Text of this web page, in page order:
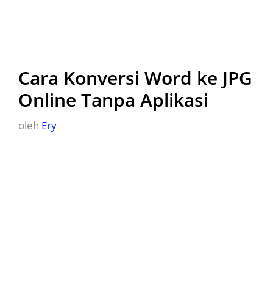
Cara Konversi Word ke JPG
Online Tanpa Aplikasi
oleh Ery